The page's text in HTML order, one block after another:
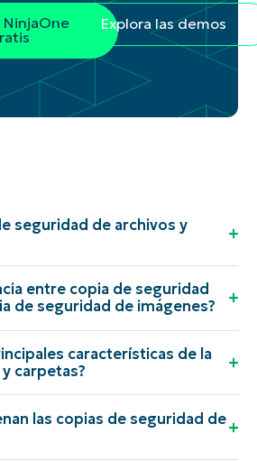
NinjaOne
Explora las demos
seguridad de archivos y
entre copia de seguridad
de seguridad de imágenes?
características de la
carpetas?
las copias de seguridad de